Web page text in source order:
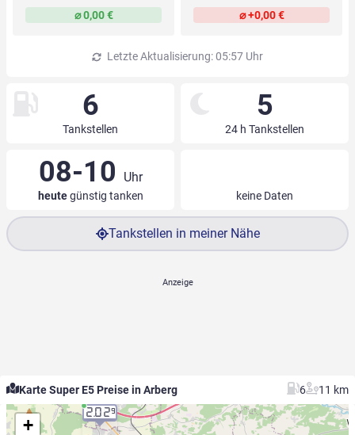
⌀ 0,00 € ⌀ +0,00 €
Letzte Aktualisierung: 05:57 Uhr
6
Tankstellen
5
24 h Tankstellen
08-10 Uhr
heutegünstig tanken keine Daten
Tankstellen in meiner Nähe
Karte Super E5 Preise in Arberg 6 11 km
2.029
+